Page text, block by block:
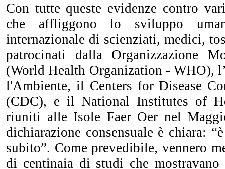
Con tutte queste evidenze contro
che affliggono lo sviluppo
internazionale di scienziati, medici,
patrocinati dalla Organizzazione
(World Health Organization - WHO),
l'Ambiente, il Centers for Disease
(CDC), e il National Institutes of
riuniti alle Isole Faer Oer nel
dichiarazione consensuale è chiara:
subito”. Come prevedibile, vennero
di centinaia di studi che mostravano